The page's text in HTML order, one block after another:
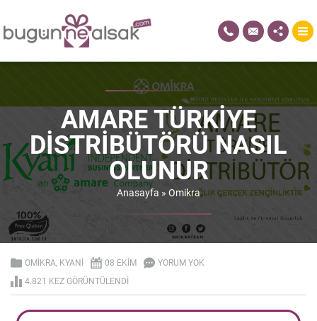
AMARE TÜRKIYE
DISTRIBÜTÖRÜ NASIL
OLUNUR
Anasayfa » Omikra
OMIKRA KYANI 08 EKIM
YORUM YOK
4.821 KEZ GÖRÜNTÜLENDI